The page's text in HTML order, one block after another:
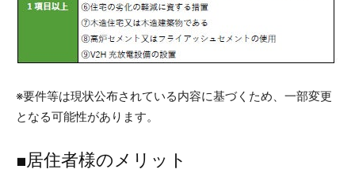
※要件等は現状公布されている内容に基づくため、一部変更
となる可能性があります。
■居住者様のメリット